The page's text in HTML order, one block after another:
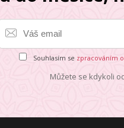
Souhlasím se zpracováním
Můžete se kdykoli